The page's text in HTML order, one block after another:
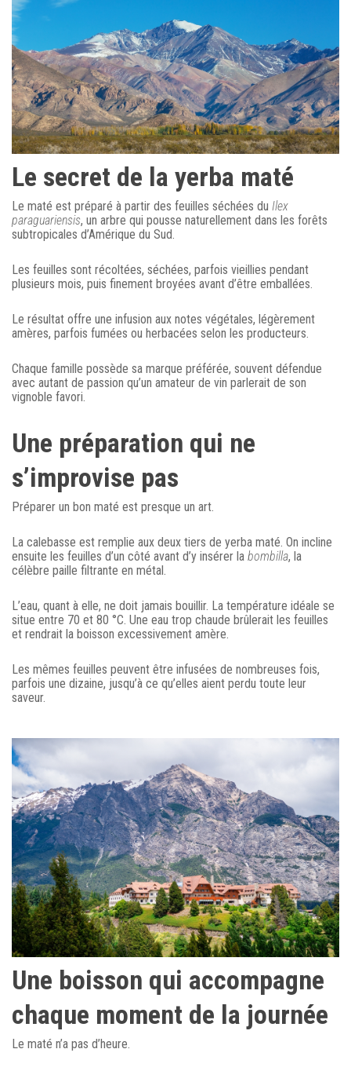
Le secret de la yerba maté
Le maté est préparé à partir des feuilles séchées du Ilex
paraguariensis, un arbre qui pousse naturellement dans les forêts
subtropicales d’Amérique du Sud.
Les feuilles sont récoltées, séchées, parfois vieillies pendant
plusieurs mois, puis finement broyées avant d’être emballées.
Le résultat offre une infusion aux notes végétales, légèrement
amères, parfois fumées ou herbacées selon les producteurs.
Chaque famille possède sa marque préférée, souvent défendue
avec autant de passion qu’un amateur de vin parlerait de son
vignoble favori.
Une préparation qui ne
s’improvise pas
Préparer un bon maté est presque un art.
La calebasse est remplie aux deux tiers de yerba maté. On incline
ensuite les feuilles d’un côté avant d’y insérer la bombilla, la
célèbre paille filtrante en métal.
L’eau, quant à elle, ne doit jamais bouillir. La température idéale se
situe entre 70 et 80 °C. Une eau trop chaude brûlerait les feuilles
et rendrait la boisson excessivement amère.
Les mêmes feuilles peuvent être infusées de nombreuses fois,
parfois une dizaine, jusqu’à ce qu’elles aient perdu toute leur
saveur.
Une boisson qui accompagne
chaque moment de la journée
Le maté n’a pas d’heure.